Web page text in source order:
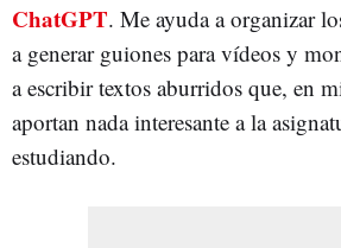
ChatGPT. Me ayuda a organizar
a generar guiones para vídeos y
a escribir textos aburridos que, en
aportan nada interesante a la
estudiando.